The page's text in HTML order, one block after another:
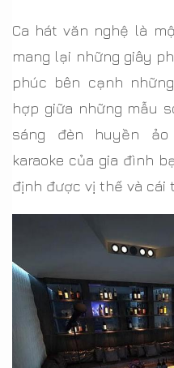
Ca hát văn nghệ là
mang lại những giây
phúc bên cạnh
hợp giữa những mẫu
sáng đèn huyền
karaoke của gia đình
định được vị thế và cái